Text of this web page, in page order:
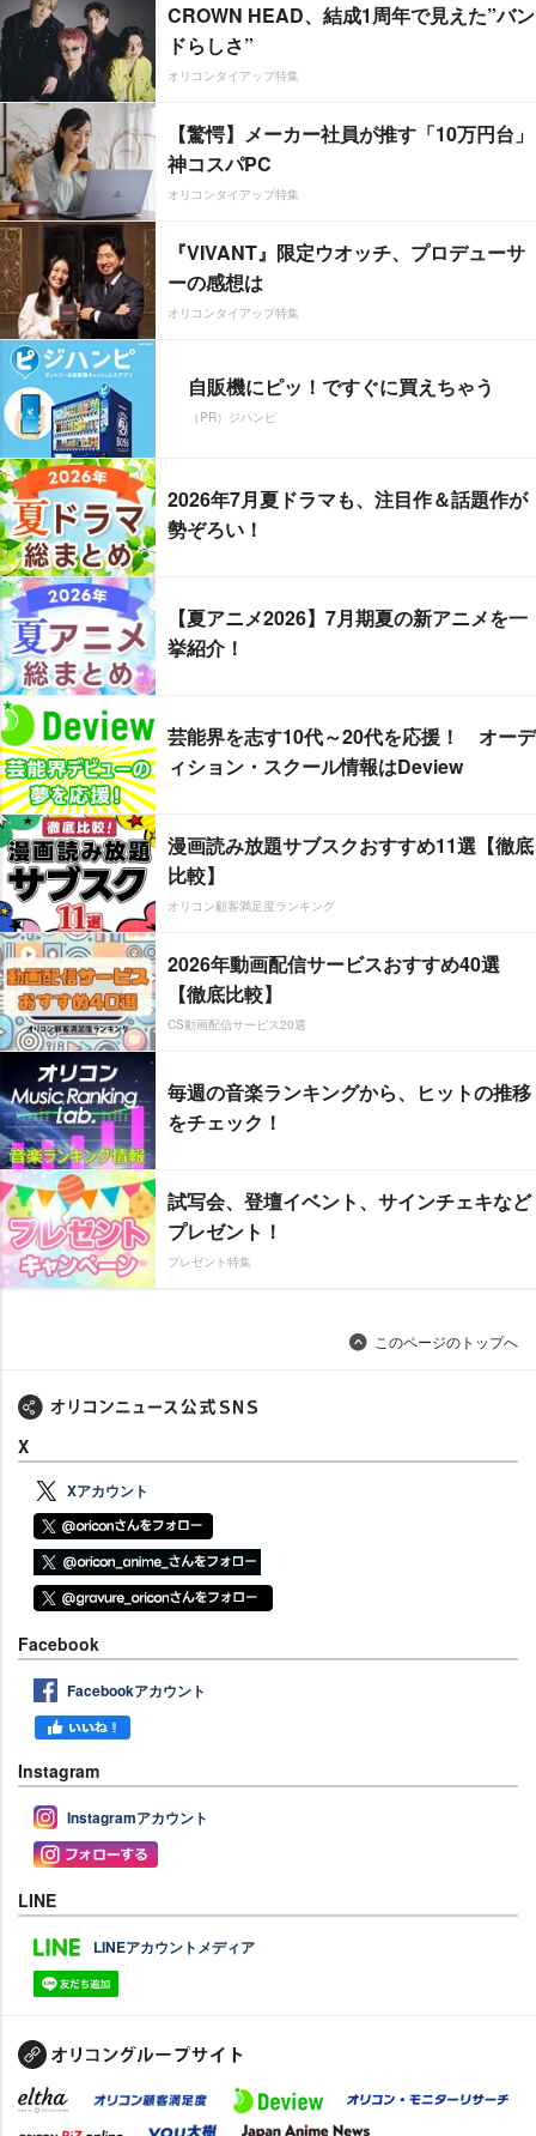
CROWN HEAD、結成1周年で見えた”バン
ドらしさ”
オリコンタイアップ特集
【驚愕】メーカー社員が推す「10万円台」
神コスパPC
オリコンタイアップ特集
『VIVANT』限定ウオッチ、プロデューサ
ーの感想は
オリコンタイアップ特集
自販機にピッ！ですぐに買えちゃう
（PR）ジハンピ
2026年7月夏ドラマも、注目作＆話題作が
勢ぞろい！
【夏アニメ2026】7月期夏の新アニメを一
挙紹介！
芸能界を志す10代～20代を応援！ オーデ
ィション・スクール情報はDeview
漫画読み放題サブスクおすすめ11選【徹底
比較】
オリコン顧客満足度ランキング
2026年動画配信サービスおすすめ40選
【徹底比較】
CS動画配信サービス20選
毎週の音楽ランキングから、ヒットの推移
をチェック！
試写会、登壇イベント、サインチェキなど
プレゼント！
プレゼント特集
このページのトップへ
X
Xアカウント
Facebook
Facebookアカウント
Instagram
Instagramアカウント
LINE
LINEアカウントメディア